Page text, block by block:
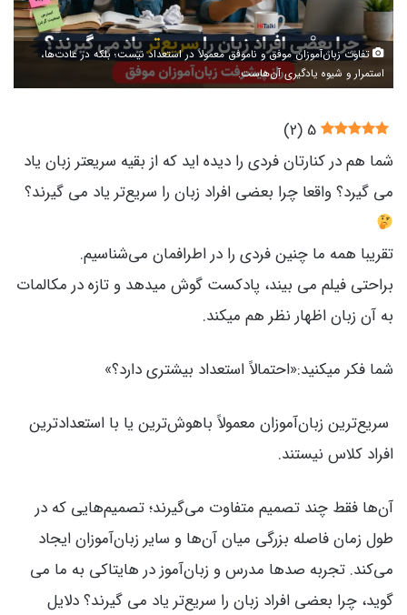
تفاوت زبان‌آموزان موفق و ناموفق معمولاً در استعداد نیست؛ بلکه در عادت‌ها،
استمرار و شیوه یادگیری آن‌هاست.
5
(
2
)
شما هم در کنارتان فردی را دیده اید که از بقیه سریعتر زبان یاد
می گیرد؟ واقعا چرا بعضی افراد زبان را سریع‌تر یاد می گیرند؟
تقریبا همه ما چنین فردی را در اطرافمان می‌شناسیم.
براحتی فیلم می بیند، پادکست گوش میدهد و تازه در مکالمات
به آن زبان اظهار نظر هم میکند.
شما فکر میکنید:«احتمالاً استعداد بیشتری دارد؟»
سریع‌ترین زبان‌آموزان معمولاً باهوش‌ترین یا با استعدادترین
افراد کلاس نیستند.
آن‌ها فقط چند تصمیم متفاوت می‌گیرند؛ تصمیم‌هایی که در
طول زمان فاصله بزرگی میان آن‌ها و سایر زبان‌آموزان ایجاد
می‌کند. تجربه صدها مدرس‌ و زبان‌آموز در هایتاکی به ما می
گوید، چرا بعضی افراد زبان را سریع‌تر یاد می گیرند؟ دلایل